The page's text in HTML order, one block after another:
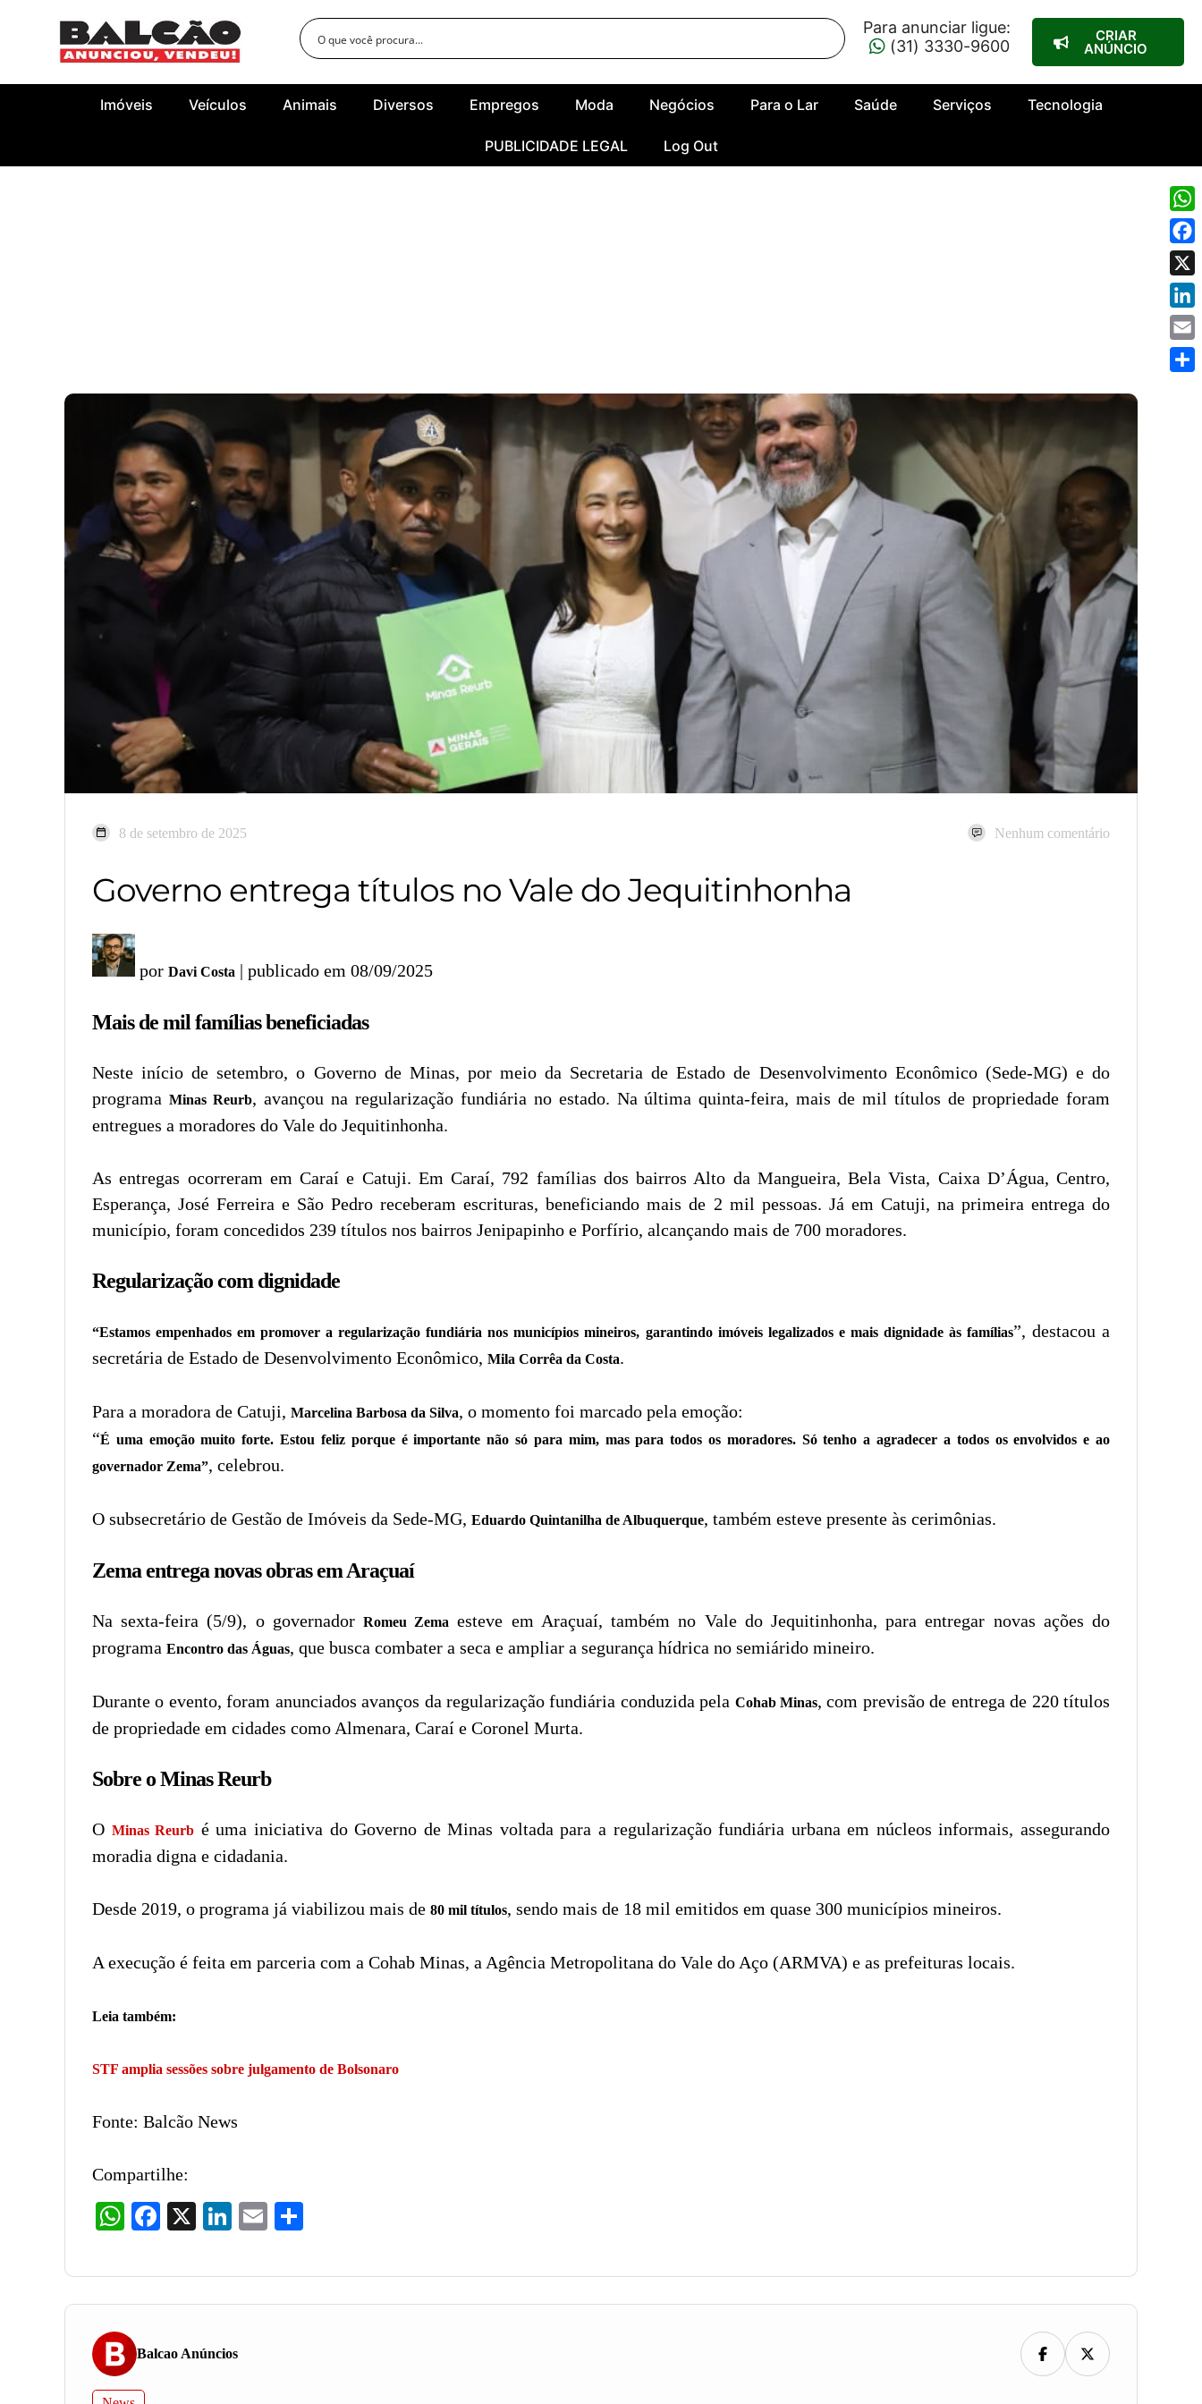
Para anunciar ligue:
(31) 3330-9600
CRIAR
ANÚNCIO
Imóveis Veículos Animais Diversos Empregos Moda Negócios Para o Lar Saúde Serviços Tecnologia
PUBLICIDADE LEGAL Log Out
8 de setembro de 2025 Nenhum comentário
Governo entrega títulos no Vale do Jequitinhonha
por Davi Costa | publicado em 08/09/2025
Mais de mil famílias beneficiadas
Neste início de setembro, o Governo de Minas, por meio da Secretaria de Estado de Desenvolvimento Econômico (Sede-MG) e do
programa Minas Reurb, avançou na regularização fundiária no estado. Na última quinta-feira, mais de mil títulos de propriedade foram
entregues a moradores do Vale do Jequitinhonha.
As entregas ocorreram em Caraí e Catuji. Em Caraí, 792 famílias dos bairros Alto da Mangueira, Bela Vista, Caixa D’Água, Centro,
Esperança, José Ferreira e São Pedro receberam escrituras, beneficiando mais de 2 mil pessoas. Já em Catuji, na primeira entrega do
município, foram concedidos 239 títulos nos bairros Jenipapinho e Porfírio, alcançando mais de 700 moradores.
Regularização com dignidade
“Estamos empenhados em promover a regularização fundiária nos municípios mineiros, garantindo imóveis legalizados e mais dignidade às famílias”, destacou a
secretária de Estado de Desenvolvimento Econômico, Mila Corrêa da Costa.
Para a moradora de Catuji, Marcelina Barbosa da Silva, o momento foi marcado pela emoção:
“É uma emoção muito forte. Estou feliz porque é importante não só para mim, mas para todos os moradores. Só tenho a agradecer a todos os envolvidos e ao
governador Zema”, celebrou.
O subsecretário de Gestão de Imóveis da Sede-MG, Eduardo Quintanilha de Albuquerque, também esteve presente às cerimônias.
Zema entrega novas obras em Araçuaí
Na sexta-feira (5/9), o governadorRomeu Zema esteve em Araçuaí, também no Vale do Jequitinhonha, para entregar novas ações do
programa Encontro das Águas, que busca combater a seca e ampliar a segurança hídrica no semiárido mineiro.
Durante o evento, foram anunciados avanços da regularização fundiária conduzida pela Cohab Minas, com previsão de entrega de 220 títulos
de propriedade em cidades como Almenara, Caraí e Coronel Murta.
Sobre o Minas Reurb
O Minas Reurb é uma iniciativa do Governo de Minas voltada para a regularização fundiária urbana em núcleos informais, assegurando
moradia digna e cidadania.
Desde 2019, o programa já viabilizou mais de 80 mil títulos, sendo mais de 18 mil emitidos em quase 300 municípios mineiros.
A execução é feita em parceria com a Cohab Minas, a Agência Metropolitana do Vale do Aço (ARMVA) e as prefeituras locais.
Leia também:
STF amplia sessões sobre julgamento de Bolsonaro
Fonte: Balcão News
Compartilhe:
WhatsAppFacebook LinkedInEmail
Balcao Anúncios
X